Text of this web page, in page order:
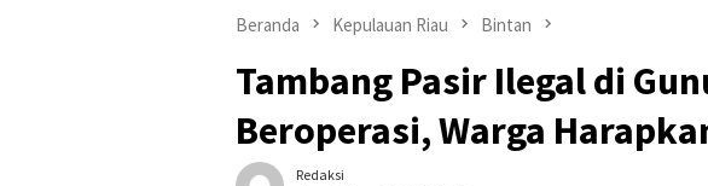
Beranda Kepulauan Riau Bintan
Tambang Pasir Ilegal di
Beroperasi, Warga
Redaksi